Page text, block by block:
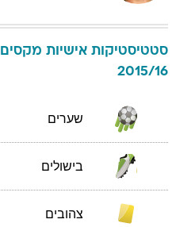
סטטיסטיקות אישיות מקסים
2015/16
שערים
בישולים
צהובים